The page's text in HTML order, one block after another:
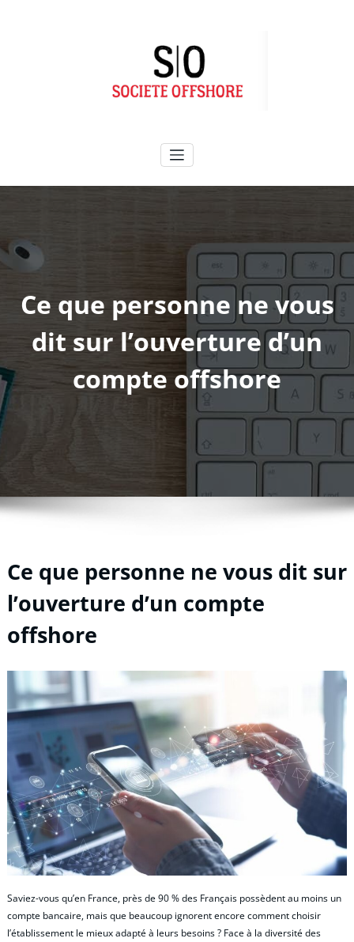
Ce que personne ne vous
dit sur l’ouverture d’un
compte offshore
Ce que personne ne vous dit sur
l’ouverture d’un compte
offshore
Saviez-vous qu’en France, près de 90 % des Français possèdent au moins un
compte bancaire, mais que beaucoup ignorent encore comment choisir
l’établissement le mieux adapté à leurs besoins ? Face à la diversité des